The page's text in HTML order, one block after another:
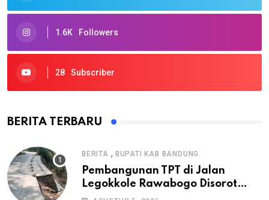
1.6K Followers
28 Subscriber
BERITA TERBARU
BERITA , BUPATI KAB BANDUNG
Pembangunan TPT di Jalan
Legokkole Rawabogo Disorot
Warga, Selesai Tanpa Papan